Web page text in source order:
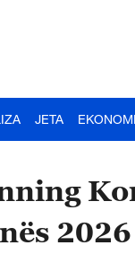
JETA
2026